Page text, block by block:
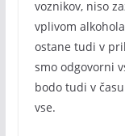
voznikov, niso
vplivom
ostane tudi v
smo odgovorni
bodo tudi v
vse.